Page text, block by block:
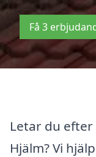
Få 3
Letar du
Hjälm? Vi